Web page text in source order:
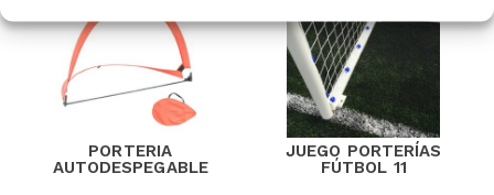
PORTERIA
AUTODESPEGABLE
JUEGO PORTERÍAS
FÚTBOL 11